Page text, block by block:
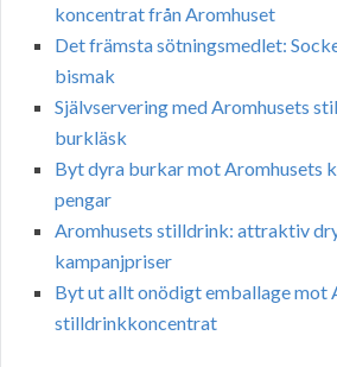
koncentrat från Aromhuset
Det främsta sötningsmedlet:
bismak
Självservering med Aromhusets
burkläsk
Byt dyra burkar mot Aromhusets
pengar
Aromhusets stilldrink: attraktiv
kampanjpriser
Byt ut allt onödigt emballage mot
stilldrinkkoncentrat